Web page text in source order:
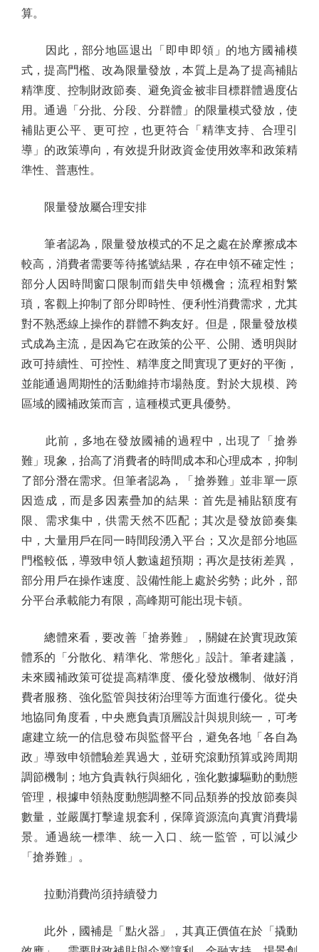
算。
因此，部分地區退出「即申即領」的地方國補模
式，提高門檻、改為限量發放，本質上是為了提高補貼
精準度、控制財政節奏、避免資金被非目標群體過度佔
用。通過「分批、分段、分群體」的限量模式發放，使
補貼更公平、更可控，也更符合「精準支持、合理引
導」的政策導向，有效提升財政資金使用效率和政策精
準性、普惠性。
限量發放屬合理安排
筆者認為，限量發放模式的不足之處在於摩擦成本
較高，消費者需要等待搖號結果，存在申領不確定性；
部分人因時間窗口限制而錯失申領機會；流程相對繁
瑣，客觀上抑制了部分即時性、便利性消費需求，尤其
對不熟悉線上操作的群體不夠友好。但是，限量發放模
式成為主流，是因為它在政策的公平、公開、透明與財
政可持續性、可控性、精準度之間實現了更好的平衡，
並能通過周期性的活動維持市場熱度。對於大規模、跨
區域的國補政策而言，這種模式更具優勢。
此前，多地在發放國補的過程中，出現了「搶券
難」現象，抬高了消費者的時間成本和心理成本，抑制
了部分潛在需求。但筆者認為，「搶券難」並非單一原
因造成，而是多因素疊加的結果：首先是補貼額度有
限、需求集中，供需天然不匹配；其次是發放節奏集
中，大量用戶在同一時間段湧入平台；又次是部分地區
門檻較低，導致申領人數遠超預期；再次是技術差異，
部分用戶在操作速度、設備性能上處於劣勢；此外，部
分平台承載能力有限，高峰期可能出現卡頓。
總體來看，要改善「搶券難」，關鍵在於實現政策
體系的「分散化、精準化、常態化」設計。筆者建議，
未來國補政策可從提高精準度、優化發放機制、做好消
費者服務、強化監管與技術治理等方面進行優化。從央
地協同角度看，中央應負責頂層設計與規則統一，可考
慮建立統一的信息發布與監督平台，避免各地「各自為
政」導致申領體驗差異過大，並研究滾動預算或跨周期
調節機制；地方負責執行與細化，強化數據驅動的動態
管理，根據申領熱度動態調整不同品類券的投放節奏與
數量，並嚴厲打擊違規套利，保障資源流向真實消費場
景。通過統一標準、統一入口、統一監管，可以減少
「搶券難」。
拉動消費尚須持續發力
此外，國補是「點火器」，其真正價值在於「撬動